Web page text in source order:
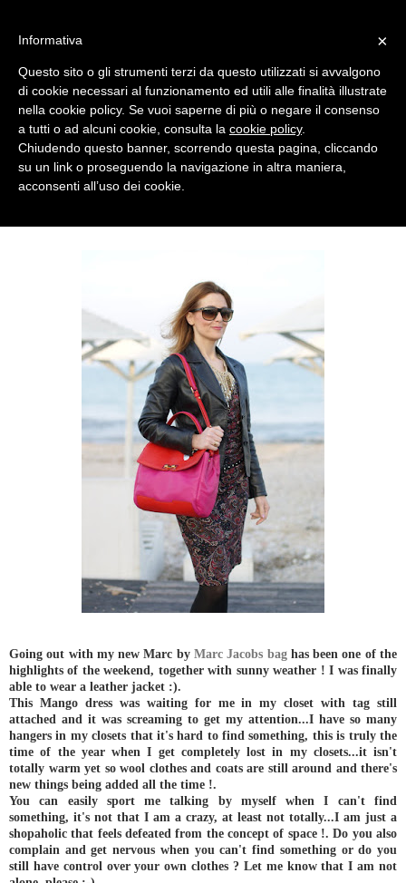
SUNDAY, MARCH 18, 2012
Going out with my new Marc by Marc Jacobs baghas been one of the
highlights of the weekend, together with sunny weather ! I was finally
able to wear a leather jacket :).
This Mango dress was waiting for me in my closet with tag still
attached and it was screaming to get my attention...I have so many
hangers in my closets that it's hard to find something, this is truly the
time of the year when I get completely lost in my closets...it isn't
totally warm yet so wool clothes and coats are still around and there's
new things being added all the time !.
You can easily sport me talking by myself when I can't find
something, it's not that I am a crazy, at least not totally...I am just a
shopaholic that feels defeated from the concept of space !. Do you also
complain and get nervous when you can't find something or do you
still have control over your own clothes ? Let me know that I am not
×
Informativa
Questo sito o gli strumenti terzi da questo utilizzati si avvalgono
di cookie necessari al funzionamento ed utili alle finalità illustrate
nella cookie policy. Se vuoi saperne di più o negare il consenso
a tutti o ad alcuni cookie, consulta la cookie policy.
Chiudendo questo banner, scorrendo questa pagina, cliccando
su un link o proseguendo la navigazione in altra maniera,
acconsenti all’uso dei cookie.